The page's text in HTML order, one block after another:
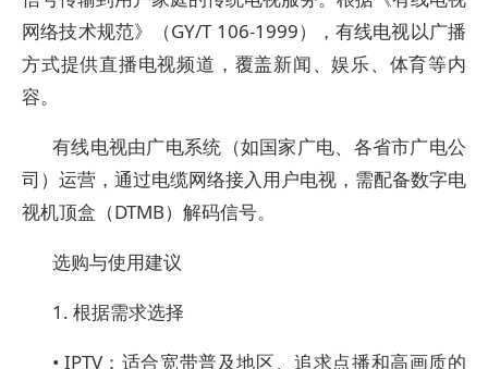
网络技术规范》（GY/T 106-1999），有线电视以广播
方式提供直播电视频道，覆盖新闻、娱乐、体育等内
容。
有线电视由广电系统（如国家广电、各省市广电公
司）运营，通过电缆网络接入用户电视，需配备数字电
视机顶盒（DTMB）解码信号。
选购与使用建议
1. 根据需求选择
• IPTV：适合宽带普及地区、追求点播和高画质的